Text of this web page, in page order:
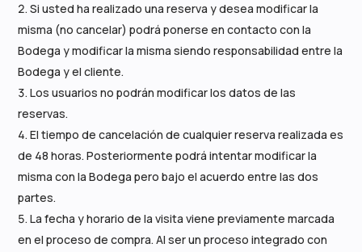
Si usted ha realizado una reserva y desea modificar la
misma (no cancelar) podrá ponerse en contacto con la
Bodega y modificar la misma siendo responsabilidad entre la
Bodega y el cliente.
Los usuarios no podrán modificar los datos de las
reservas.
El tiempo de cancelación de cualquier reserva realizada es
de 48 horas. Posteriormente podrá intentar modificar la
misma con la Bodega pero bajo el acuerdo entre las dos
partes.
La fecha y horario de la visita viene previamente marcada
en el proceso de compra. Al ser un proceso integrado con